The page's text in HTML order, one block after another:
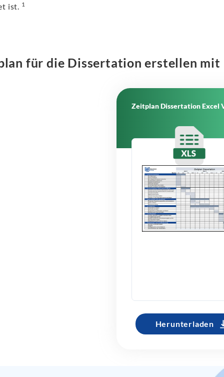
ist. 1
für die Dissertation erstellen mit
Zeitplan Dissertation Excel
Herunterladen